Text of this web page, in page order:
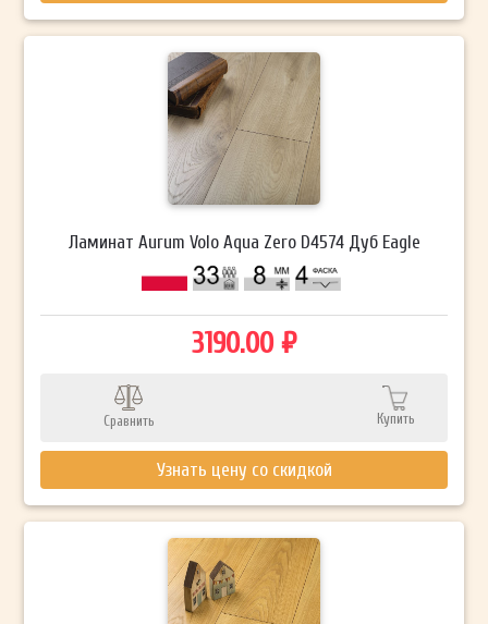
Ламинат Aurum Volo Aqua Zero D4574 Дуб Eagle
3190.00 ₽
Сравнить Купить
Узнать цену со скидкой